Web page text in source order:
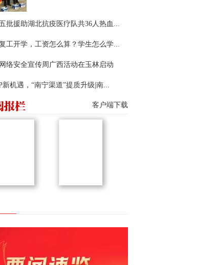
批援助湖北抗疫医疗队共36人热血...
工开学，工资怎么算？学生怎么学...
络安全宣传周广西活动在玉林启动
新机遇，“南宁渠道”提质升级|南...
客户端下载